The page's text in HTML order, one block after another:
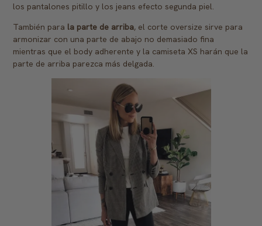
los pantalones pitillo y los jeans efecto segunda piel.
También para la parte de arriba, el corte oversize sirve para
armonizar con una parte de abajo no demasiado fina
mientras que el body adherente y la camiseta XS harán que la
parte de arriba parezca más delgada.